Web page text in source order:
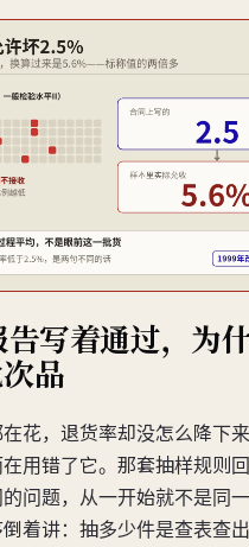
写着通过，为
品
花，退货率却没怎么降下
用错了它。那套抽样规则
问题，从一开始就不是同
着讲：抽多少件是查表查